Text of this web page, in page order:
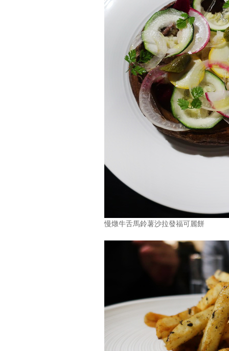
慢燉牛舌馬鈴薯沙拉發福可麗餅